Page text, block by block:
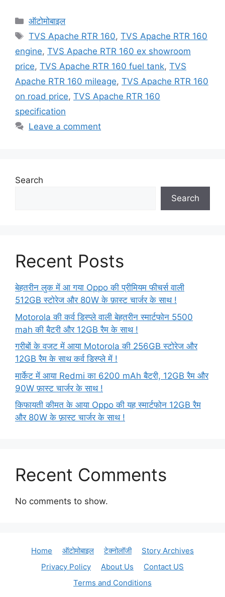
Categories
ऑटोमोबाइल
Tags
TVS Apache RTR 160,TVS Apache RTR 160
engine, TVS Apache RTR 160 ex showroom
price, TVS Apache RTR 160 fuel tank, TVS
Apache RTR 160 mileage, TVS Apache RTR 160
on road price, TVS Apache RTR 160
specification
Leave a comment
Search
Search
Recent Posts
बेहतरीन लुक में आ गया Oppo की प्रीमियम फीचर्स वाली
512GB स्टोरेज और 80W के फ़ास्ट चार्जर के साथ !
Motorola की कर्व डिस्प्ले वाली बेहतरीन स्मार्टफोन 5500
mah की बैटरी और 12GB रैम के साथ !
गरीबों के वजट में आया Motorola की 256GB स्टोरेज और
12GB रैम के साथ कर्व डिस्प्ले में !
मार्केट में आया Redmi का 6200 mAh बैटरी, 12GB रैम और
90W फ़ास्ट चार्जर के साथ !
किफायती कीमत के आया Oppo की यह स्मार्टफोन 12GB रैम
और 80W के फ़ास्ट चार्जर के साथ !
Recent Comments
No comments to show.
Home ऑटोमोबाइल टेक्नोलॉजी
Story Archives
Privacy Policy
About Us
Contact US
Terms and Conditions